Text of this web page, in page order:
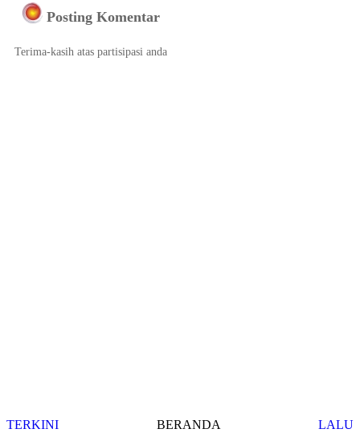
Posting Komentar
Terima-kasih atas partisipasi anda
TERKINI LALU
BERANDA